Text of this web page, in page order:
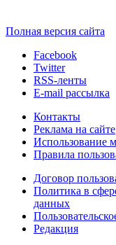
Полная версия сайта
Facebook
Twitter
RSS-ленты
E-mail рассылка
Контакты
Реклама на сайте
Использование
Правила
Договор
Политика в
данных
Редакция